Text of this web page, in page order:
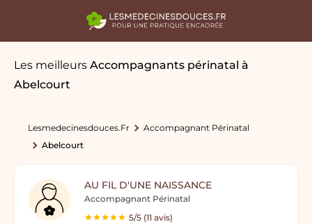
Les meilleurs Accompagnants périnatal à
Abelcourt
Lesmedecinesdouces.fr
Accompagnant Périnatal
Abelcourt
AU FIL D'UNE NAISSANCE
Accompagnant Périnatal
5/5 (11 avis)